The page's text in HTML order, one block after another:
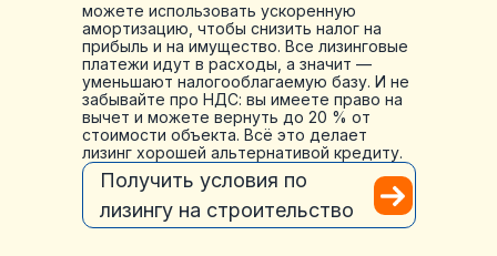
можете использовать ускоренную
амортизацию, чтобы снизить налог на
прибыль и на имущество. Все лизинговые
платежи идут в расходы, а значит —
уменьшают налогооблагаемую базу. И не
забывайте про НДС: вы имеете право на
вычет и можете вернуть до 20 % от
стоимости объекта. Всё это делает
лизинг хорошей альтернативой кредиту.
Получить условия по
лизингу на строительство